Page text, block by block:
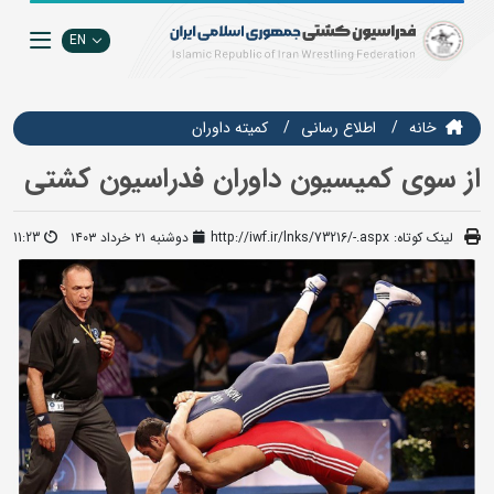
EN
خانه اطلاع رسانی کمیته داوران
از سوی کمیسیون داوران فدراسیون کشتی
لینک کوتاه: http://iwf.ir/lnks/73216/-.aspx دوشنبه ۲۱ خرداد ۱۴۰۳ 11:23